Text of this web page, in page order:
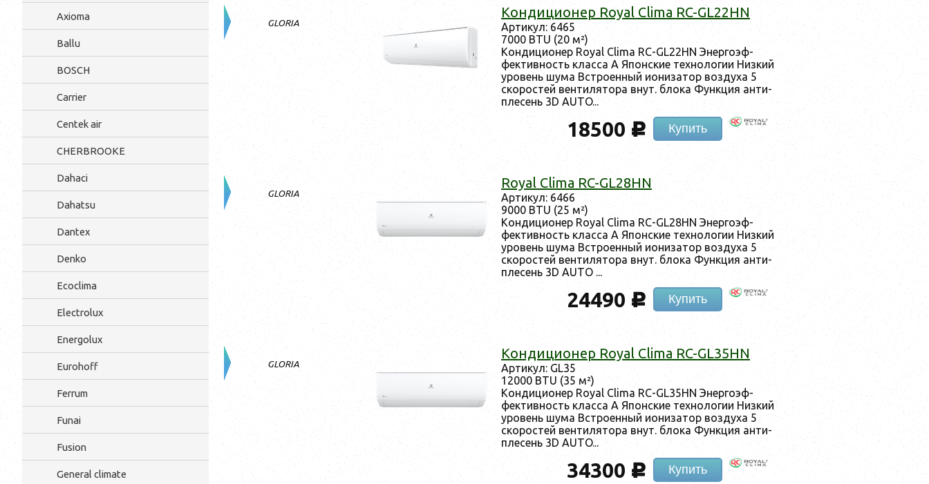
Axioma
Ballu
BOSCH
Carrier
Centek air
CHERBROOKE
Dahaci
Dahatsu
Dantex
Denko
Ecoclima
Electrolux
Energolux
Eurohoff
Ferrum
Funai
Fusion
General climate
GLORIA
Кон­ди­ци­онер Royal Clima RC-GL22HN
Ар­ти­кул: 6465
7000 BTU (20 м²)
Кон­ди­ци­онер Royal Clima RC-GL22HN Энер­го­эф­
фектив­ность клас­са А Япон­ские тех­но­логии Низ­кий
уро­вень шу­ма Встро­ен­ный и­они­затор воз­ду­ха 5
ско­рос­тей вен­ти­лято­ра внут. бло­ка Фун­кция ан­ти-
пле­сень 3D AUTO...
18500c Купить
GLORIA
Royal Clima RC-GL28HN
Ар­ти­кул: 6466
9000 BTU (25 м²)
Кон­ди­ци­онер Royal Clima RC-GL28HN Энер­го­эф­
фектив­ность клас­са А Япон­ские тех­но­логии Низ­кий
уро­вень шу­ма Встро­ен­ный и­они­затор воз­ду­ха 5
ско­рос­тей вен­ти­лято­ра внут. бло­ка Фун­кция ан­ти-
пле­сень 3D AUTO ...
24490 c Купить
GLORIA
Кон­ди­ци­онер Royal Clima RC-GL35HN
Ар­ти­кул: GL35
12000 BTU (35 м²)
Кон­ди­ци­онер Royal Clima RC-GL35HN Энер­го­эф­
фектив­ность клас­са А Япон­ские тех­но­логии Низ­кий
уро­вень шу­ма Встро­ен­ный и­они­затор воз­ду­ха 5
ско­рос­тей вен­ти­лято­ра внут. бло­ка Фун­кция ан­ти-
пле­сень 3D AUTO...
34300 c Купить